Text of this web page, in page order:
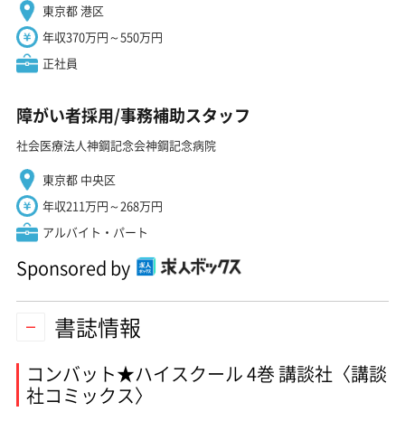
東京都 港区
年収370万円～550万円
正社員
障がい者採用/事務補助スタッフ
社会医療法人神鋼記念会神鋼記念病院
東京都 中央区
年収211万円～268万円
アルバイト・パート
Sponsored by
書誌情報
コンバット★ハイスクール 4巻 講談社〈講談
社コミックス〉